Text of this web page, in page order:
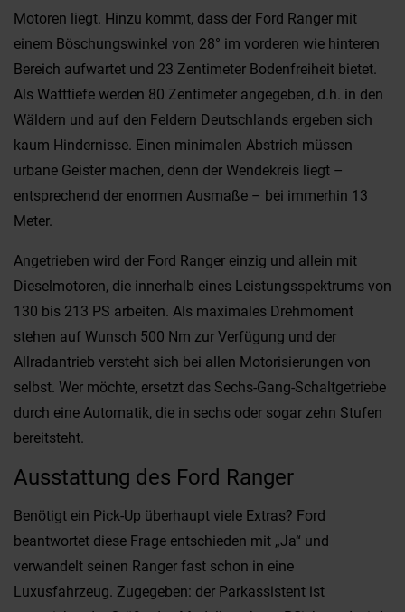
Motoren liegt. Hinzu kommt, dass der Ford Ranger mit
einem Böschungswinkel von 28° im vorderen wie hinteren
Bereich aufwartet und 23 Zentimeter Bodenfreiheit bietet.
Als Watttiefe werden 80 Zentimeter angegeben, d.h. in den
Wäldern und auf den Feldern Deutschlands ergeben sich
kaum Hindernisse. Einen minimalen Abstrich müssen
urbane Geister machen, denn der Wendekreis liegt –
entsprechend der enormen Ausmaße – bei immerhin 13
Meter.
Angetrieben wird der Ford Ranger einzig und allein mit
Dieselmotoren, die innerhalb eines Leistungsspektrums von
130 bis 213 PS arbeiten. Als maximales Drehmoment
stehen auf Wunsch 500 Nm zur Verfügung und der
Allradantrieb versteht sich bei allen Motorisierungen von
selbst. Wer möchte, ersetzt das Sechs-Gang-Schaltgetriebe
durch eine Automatik, die in sechs oder sogar zehn Stufen
bereitsteht.
Ausstattung des Ford Ranger
Benötigt ein Pick-Up überhaupt viele Extras? Ford
beantwortet diese Frage entschieden mit „Ja“ und
verwandelt seinen Ranger fast schon in eine
Luxusfahrzeug. Zugegeben: der Parkassistent ist